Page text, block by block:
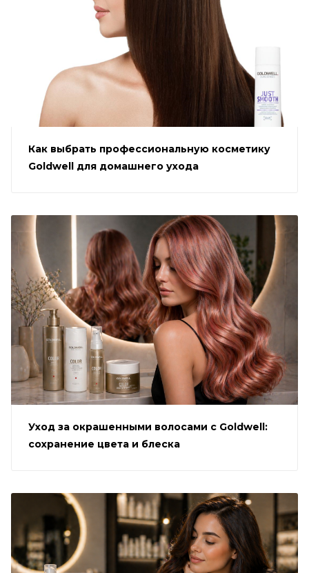
Как выбрать профессиональную косметику
Goldwell для домашнего ухода
Уход за окрашенными волосами с Goldwell:
сохранение цвета и блеска